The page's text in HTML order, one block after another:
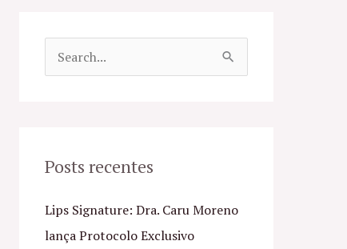
u
s
a
Posts recentes
Lips Signature: Dra. Caru Moreno
lança Protocolo Exclusivo